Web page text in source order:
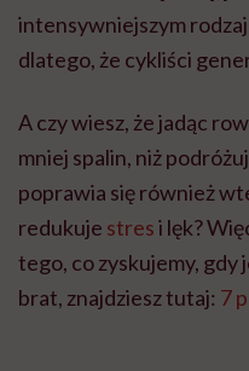
intensywniejszym
dlatego, że cykliści
A czy wiesz, że jadąc
mniej spalin, niż
poprawia się również
redukuje stresi lęk?
tego, co zyskujemy, gdy
brat, znajdziesz tutaj: 7